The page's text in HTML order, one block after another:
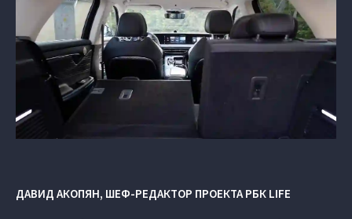
ДАВИД АКОПЯН, ШЕФ-РЕДАКТОР ПРОЕКТА РБК LIFE